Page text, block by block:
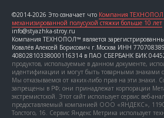
©2014-2026 Это означает что Компания ТЕХНОПОЛ
механизированной полусухой стяжки больше 10 лет
info@styazhka-stroy.ru
Компания ТЕХНОПОЛ™ является
Ковалёв Алексей Борисович г.Москва ИНН
40802810338000116314 в ПАО СБЕРБАНК БИК
продуктов, используемые в данном документе,
идентификации и могут быть товарными знаками
Мы отказываемся от каких-либо прав на эти знаки.
запрещены в РФ; они принадлежат корпорации
экстремистской. Этот сайт использует сервис веб-
предоставляемый компанией ООО «ЯНДЕКС»,
Толстого, 16. Сервис Яндекс Метрика использует